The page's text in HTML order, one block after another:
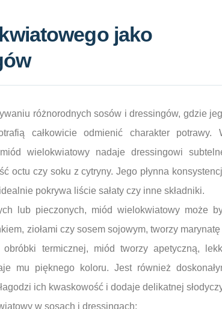
jako
różnorodnych sosów i dressingów, gdzie
całkowicie odmienić charakter potrawy.
wielokwiatowy nadaje dressingowi
octu czy soku z cytryny. Jego płynna
pokrywa liście sałaty czy inne składniki.
lub pieczonych, miód wielokwiatowy może
ziołami czy sosem sojowym, tworzy marynatę
obróbki termicznej, miód tworzy apetyczną,
mu pięknego koloru. Jest również
ich kwaskowość i dodaje delikatnej
w sosach i dressingach: